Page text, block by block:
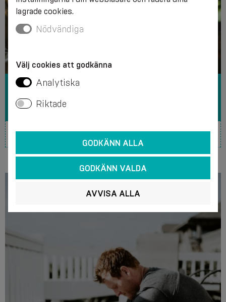
REVBENSFRAKTURER – SKYDDA DE INRE
ORGANEN I BRÖSTKORGEN
lagrade cookies.
Nödvändiga
Välj cookies att godkänna
Analytiska
Riktade
GODKÄNN ALLA
GODKÄNN VALDA
AVVISA ALLA